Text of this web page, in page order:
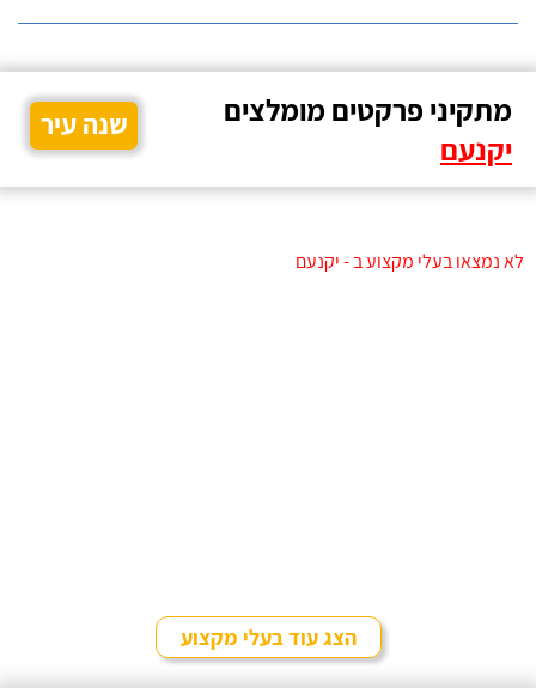
מתקיני פרקטים מומלצים
יקנעם
שנה עיר
לא נמצאו בעלי מקצוע ב - יקנעם
הצג עוד בעלי מקצוע